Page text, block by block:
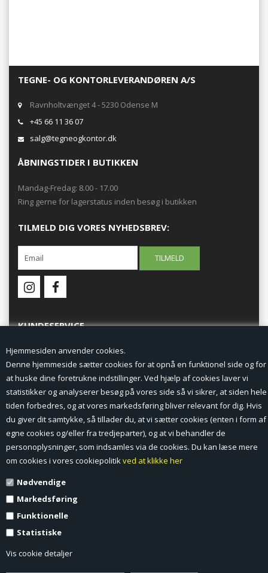
Hjemmesiden anvender cookies.
Denne hjemmeside sætter cookies for at opnå en funktionel side og for
at huske dine foretrukne indstillinger. Ved hjælp af cookies laver vi
statistikker og analyserer besøg på vores side så vi sikrer, at siden hele
tiden forbedres, og at vores markedsføring bliver relevant for dig. Hvis
du giver dit samtykke, så tillader du, at vi sætter cookies (enten i form af
egne cookies og/eller fra tredjeparter), og at vi behandler de
personoplysninger, som indsamles via de cookies. Du kan læse mere
om cookies i vores cookiepolitikved at klikke her
Nødvendige
Markedsføring
Funktionelle
Statistiske
Vis cookie detaljer
TEGNE- OG KONTORLEVERANDØREN A/S
Ravnholtvænget 4 - 5230 Odense M
+45 66 11 36 07
salg@tegneogkontor.dk
ÅBNINGSTIDER I BUTIKKEN
Mandag-Fredag: 8.00 - 17.00
Ring gerne for lagerstatus inden besøg i butikken
TILMELD DIG VORES NYHEDSBREV:
KUNDESERVICE
Forside
Min Konto
Nyheder
Vilkår og betingelser
Profil
Erhverv log ind (B2B)
Kontakt
Favorit